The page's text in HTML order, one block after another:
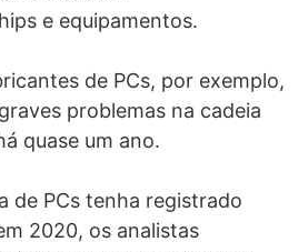
e equipamentos.
de PCs, por exemplo,
problemas na cadeia
quase um ano.
de PCs tenha registrado
2020, os analistas